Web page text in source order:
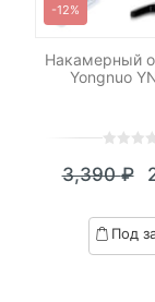
-12%
Накамерный
Yongnuo
out
based
on
3,390₽
Под